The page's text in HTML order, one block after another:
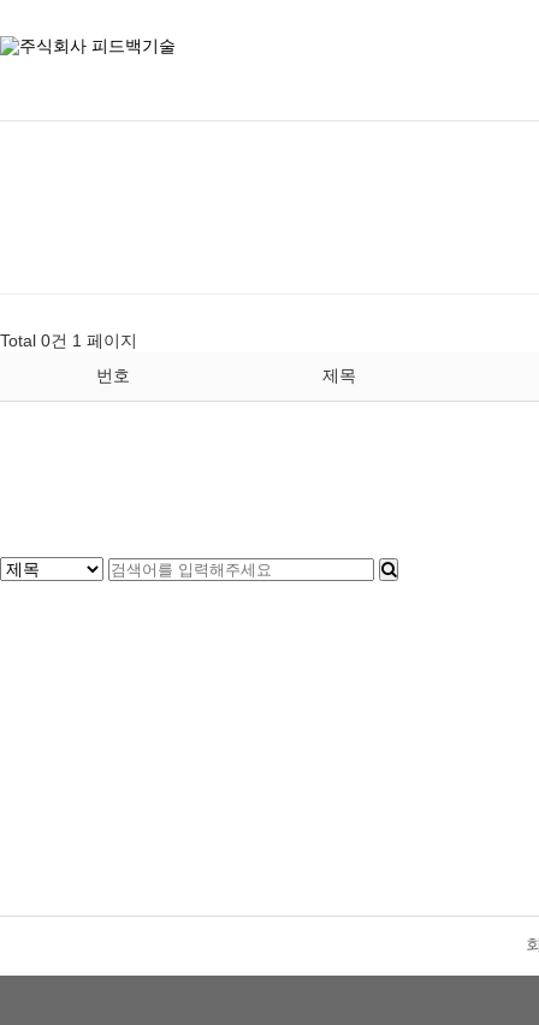
Total 0건 1 페이지
번호
제목